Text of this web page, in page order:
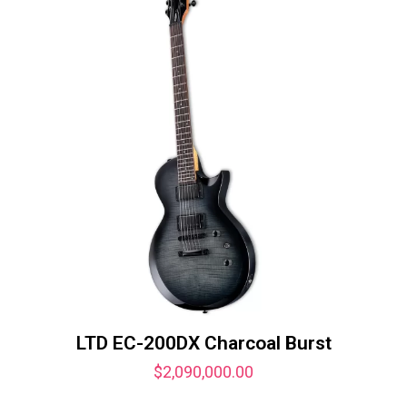
LTD EC-200DX Charcoal Burst
$2,090,000.00